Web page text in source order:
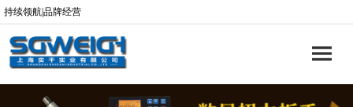
持续领航|品牌经营